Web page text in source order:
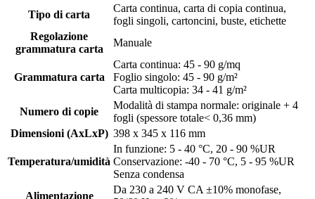
Tipo di carta
Carta continua, carta di copia continua,
fogli singoli, cartoncini, buste, etichette
Regolazione
grammatura carta
Manuale
Grammatura carta
Carta continua: 45 - 90 g/mq
Foglio singolo: 45 - 90 g/m²
Carta multicopia: 34 - 41 g/m²
Numero di copie
Modalità di stampa normale: originale + 4
fogli (spessore totale< 0,36 mm)
Dimensioni (AxLxP) 398 x 345 x 116 mm
Temperatura/umidità
In funzione: 5 - 40 °C, 20 - 90 %UR
Conservazione: -40 - 70 °C, 5 - 95 %UR
Senza condensa
Alimentazione
Da 230 a 240 V CA ±10% monofase,